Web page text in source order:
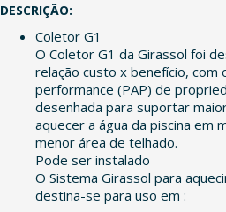
DESCRIÇÃO:
Coletor G1
O Coletor G1 da Girassol foi
relação custo x benefício, com
performance (PAP) de
desenhada para suportar
aquecer a água da piscina em
menor área de telhado.
Pode ser instalado
O Sistema Girassol para
destina-se para uso em :